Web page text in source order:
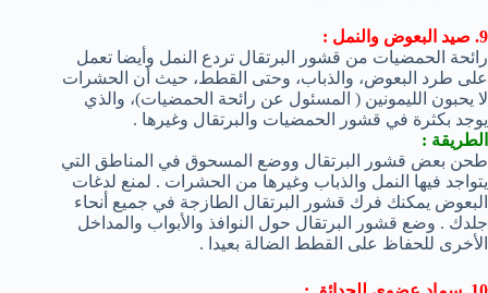
9. صيد البعوض والنمل :
رائحة الحمضيات من قشور البرتقال تردع النمل وأيضا تعمل
على طرد البعوض، والذباب، وحتى القطط، حيث أن الحشرات
لا يحبون الليمونين ( المسئول عن رائحة الحمضيات)، والذي
يوجد بكثرة في قشور الحمضيات والبرتقال وغيرها .
الطريقة :
طحن بعض قشور البرتقال ووضع المسحوق في المناطق التي
يتواجد فيها النمل والذباب وغيرها من الحشرات . لمنع لدغات
البعوض يمكنك فرك قشور البرتقال الطازجة في جميع أنحاء
جلدك . وضع قشور البرتقال حول النوافذ والأبواب والمداخل
الأخرى للحفاظ على القطط الضالة بعيدا .